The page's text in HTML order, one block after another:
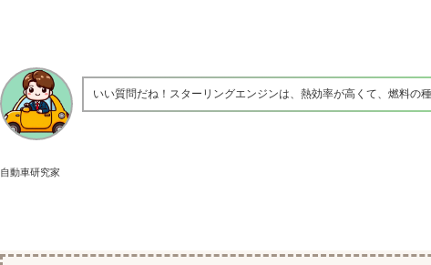
自動車研究家
いい質問だね！スターリングエンジンは、熱効率が高くて、燃料の